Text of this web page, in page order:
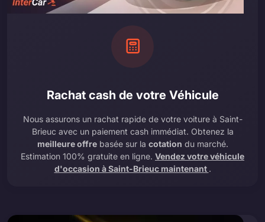
Rachat cash de votre Véhicule
Nous assurons un rachat rapide de votre voiture à Saint-
Brieuc avec un paiement cash immédiat. Obtenez la
meilleure offrebasée sur la cotation du marché.
Estimation 100% gratuite en ligne. Vendez votre véhicule
d'occasion à Saint-Brieuc maintenant .